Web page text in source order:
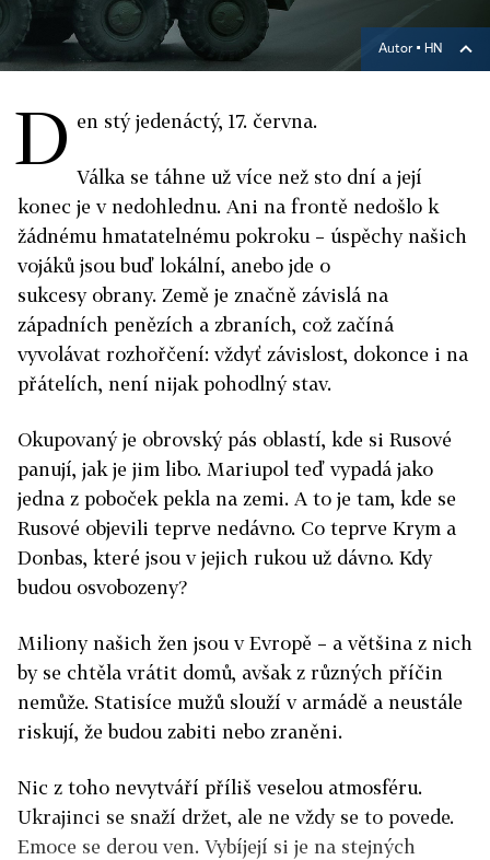
Autor ▪ HN
D en stý jedenáctý, 17. června.
Válka se táhne už více než sto dní a její
konec je v nedohlednu. Ani na frontě nedošlo k
žádnému hmatatelnému pokroku – úspěchy našich
vojáků jsou buď lokální, anebo jde o
sukcesy obrany. Země je značně závislá na
západních penězích a zbraních, což začíná
vyvolávat rozhořčení: vždyť závislost, dokonce i na
přátelích, není nijak pohodlný stav.
Okupovaný je obrovský pás oblastí, kde si Rusové
panují, jak je jim libo. Mariupol teď vypadá jako
jedna z poboček pekla na zemi. A to je tam, kde se
Rusové objevili teprve nedávno. Co teprve Krym a
Donbas, které jsou v jejich rukou už dávno. Kdy
budou osvobozeny?
Miliony našich žen jsou v Evropě – a většina z nich
by se chtěla vrátit domů, avšak z různých příčin
nemůže. Statisíce mužů slouží v armádě a neustále
riskují, že budou zabiti nebo zraněni.
Nic z toho nevytváří příliš veselou atmosféru.
Ukrajinci se snaží držet, ale ne vždy se to povede.
Emoce se derou ven. Vybíjejí si je na stejných